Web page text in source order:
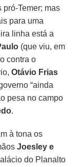
Temer; mas
para uma
linha está a
(que viu, em
contra o
Otávio Frias
“ainda
pesa no campo
.
à tona os
Joesley e
do Planalto